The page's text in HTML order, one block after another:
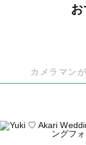
将来、家族や友
１枚１枚丁寧に
撮影中でも気兼
カメラマン